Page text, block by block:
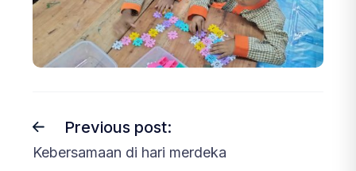
Previous post:
Kebersamaan di hari merdeka